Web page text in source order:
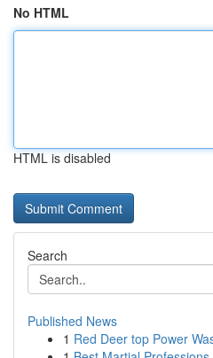
No HTML
HTML is disabled
Search
Published News
1 Red Deer top Power